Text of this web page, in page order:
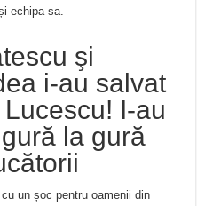
echipa sa.
şi
i-au salvat
I-au
la gură
un șoc pentru oamenii din